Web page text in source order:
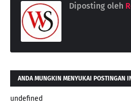
Diposting oleh
ANDA MUNGKIN MENYUKAI POSTINGAN
undefined